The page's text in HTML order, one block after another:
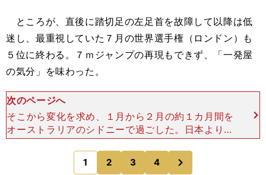
ところが、直後に踏切足の左足首を故障して以降は低
迷し、最重視していた７月の世界選手権（ロンドン）も
５位に終わる。７ｍジャンプの再現もできず、「一発屋
の気分」を味わった。
次のページへ
そこから変化を求め、１月から２月の約１カ月間を
オーストラリアのシドニーで過ごした。日本より暖
かく、以前からいいコーチがいると聞いていたから
だ。 門をたたいたのは、跳躍専門のプロコーチ、
アレックス・ス
1 2 3 4
のページへ